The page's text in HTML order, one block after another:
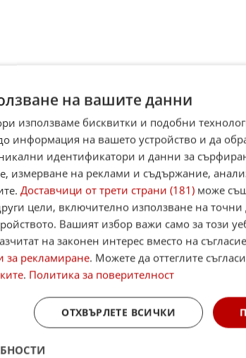
че са прихванали 29 крилати
на ВВС на Украйна Юрий
атаките си основно срещу
украинската противовъздушна
Балистична ракета е разрушила
най-малко 12 души, сред
в Одеска област, на
област, както и на жилищни
най-малко 28 души, а в Одеска
на вашите данни
използваме бисквитки и подобни
информация на вашето устройство и да
идентификатори и данни за
измерване на реклами и съдържание,
Доставчици от трети страни (181) може
цели, включително използване на
Вашият избор важи само за този
на законен интерес вместо на
за рекламиране. Можете да оттеглите
. Политика за поверителност
ОТХВЪРЛЕТЕ ВСИЧКИ